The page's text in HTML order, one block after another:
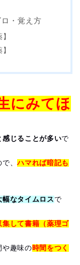
・覚え方
にみてほ
じることが多いで
で、ハマれば暗記も
幅なタイムロス で
集して書籍（薬理ゴ
や趣味の時間をつく